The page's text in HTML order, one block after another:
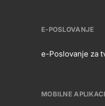
E-POSLOVANJE
E-
e-Poslovanje za
MOBILNE